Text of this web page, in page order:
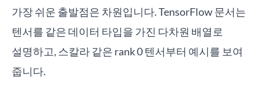
가장 쉬운 출발점은 차원입니다. TensorFlow 문서는
텐서를 같은 데이터 타입을 가진 다차원 배열로
설명하고, 스칼라 같은 rank 0 텐서부터 예시를 보여
줍니다.